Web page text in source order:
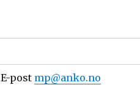
E-post mp@anko.no